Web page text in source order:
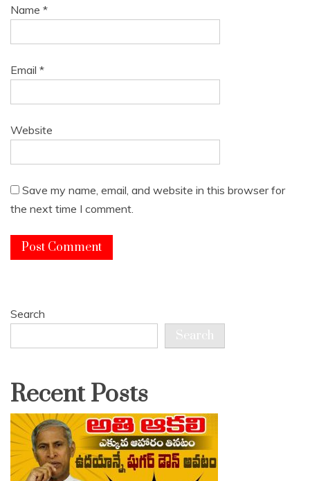
Name *
Email *
Website
Save my name, email, and website in this browser for
the next time I comment.
Search
Search
Recent Posts